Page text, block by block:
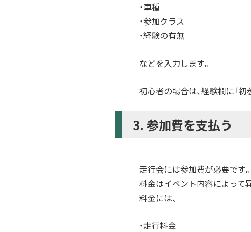
・車種
・参加クラス
・経験の有無
などを入力します。
初心者の場合は、経験欄に「
3. 参加費を支払う
走行会には参加費が必要です。
料金はイベント内容によって
料金には、
・走行料金